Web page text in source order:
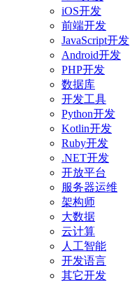
iOS开发
前端开发
JavaScript开发
Android开发
PHP开发
数据库
开发工具
Python开发
Kotlin开发
Ruby开发
.NET开发
开放平台
服务器运维
架构师
大数据
云计算
人工智能
开发语言
其它开发